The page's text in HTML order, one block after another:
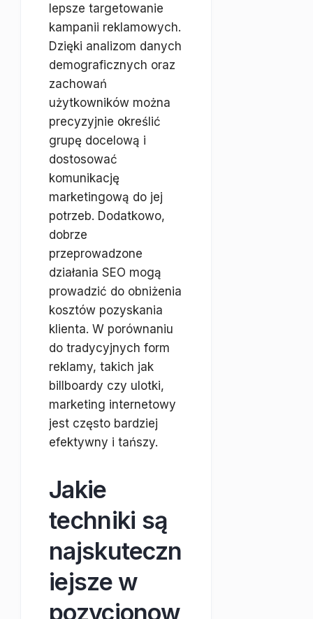
lepsze targetowanie
kampanii reklamowych.
Dzięki analizom danych
demograficznych oraz
zachowań
użytkowników można
precyzyjnie określić
grupę docelową i
dostosować
komunikację
marketingową do jej
potrzeb. Dodatkowo,
dobrze
przeprowadzone
działania SEO mogą
prowadzić do obniżenia
kosztów pozyskania
klienta. W porównaniu
do tradycyjnych form
reklamy, takich jak
billboardy czy ulotki,
marketing internetowy
jest często bardziej
efektywny i tańszy.
Jakie
techniki są
najskuteczn
iejsze w
pozycjonow